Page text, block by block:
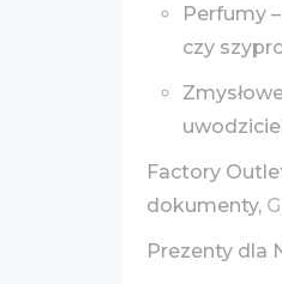
Perfumy
czy
Factory
dokumenty,
Prezenty dla